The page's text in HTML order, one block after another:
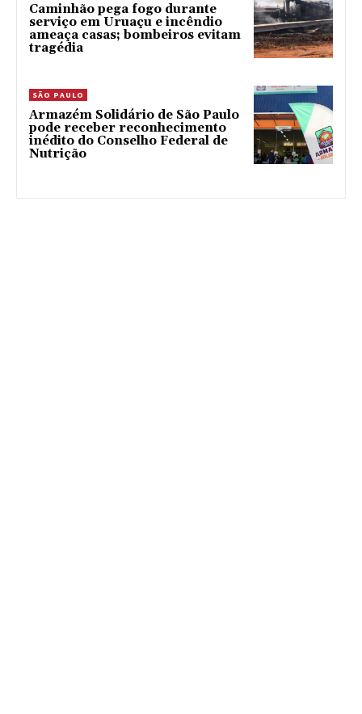
Caminhão pega fogo durante
serviço em Uruaçu e incêndio
ameaça casas; bombeiros evitam
tragédia
SÃO PAULO
Armazém Solidário de São Paulo
pode receber reconhecimento
inédito do Conselho Federal de
Nutrição